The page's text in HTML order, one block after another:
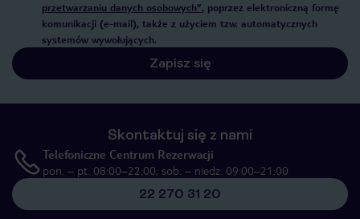
przetwarzaniu danych osobowych”, poprzez elektroniczną formę
komunikacji (e-mail), także z użyciem tzw. automatycznych
systemów wywołujących.
Zapisz się
Skontaktuj się z nami
Telefoniczne Centrum Rezerwacji
pon. – pt. 08:00–22:00, sob. – niedz. 09:00–21:00
22 270 31 20